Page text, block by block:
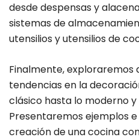
desde despensas y
sistemas de
utensilios y utensilios de
Finalmente, exploraremos
tendencias en la
clásico hasta lo moderno y
Presentaremos ejemplos
creación de una cocina